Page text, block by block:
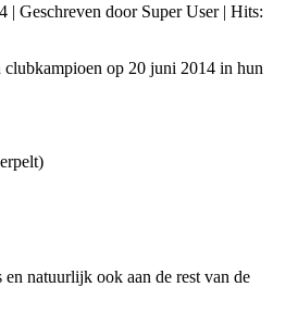
| Geschreven door Super User| Hits:
op 20 juni 2014 in hun
natuurlijk ook aan de rest van de